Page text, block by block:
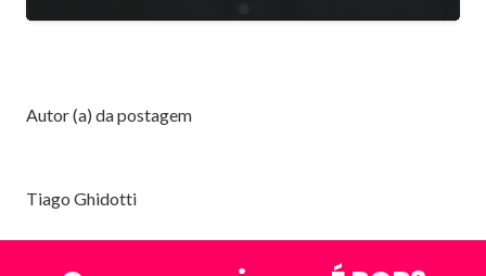
Autor (a) da postagem
Tiago Ghidotti